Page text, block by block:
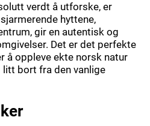
verdt å utforske, er
hyttene,
gir en autentisk og
Det er det perfekte
å oppleve ekte norsk natur
bort fra den vanlige